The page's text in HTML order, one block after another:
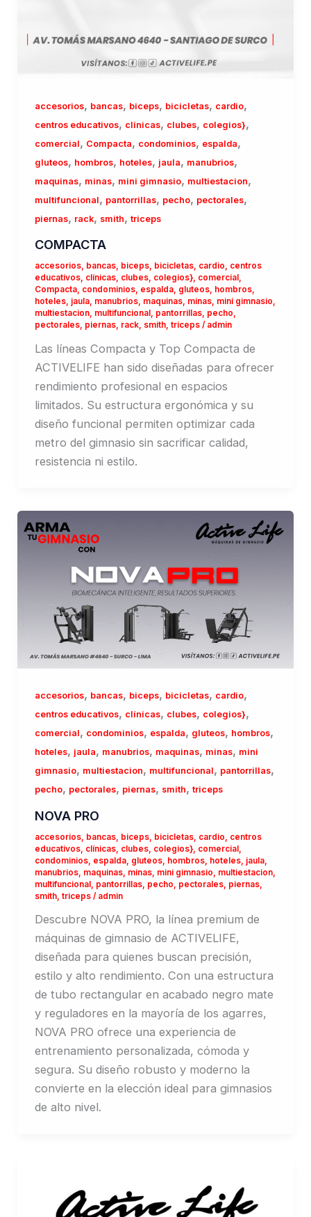
accesorios, bancas, biceps, bicicletas, cardio,
centros educativos, clínicas, clubes, colegios},
comercial, Compacta, condominios, espalda,
gluteos, hombros, hoteles, jaula, manubrios,
maquinas, minas, mini gimnasio, multiestacion,
multifuncional, pantorrillas, pecho, pectorales,
piernas, rack, smith, triceps
COMPACTA
accesorios, bancas, biceps, bicicletas, cardio, centros
educativos, clínicas, clubes, colegios}, comercial ,
Compacta, condominios, espalda, gluteos, hombros,
hoteles, jaula, manubrios, maquinas, minas, mini gimnasio,
multiestacion, multifuncional , pantorrillas, pecho,
pectorales, piernas, rack, smith, triceps/ admin
Las líneas Compacta y Top Compacta de
ACTIVELIFE han sido diseñadas para ofrecer
rendimiento profesional en espacios
limitados. Su estructura ergonómica y su
diseño funcional permiten optimizar cada
metro del gimnasio sin sacrificar calidad,
resistencia ni estilo.
accesorios, bancas, biceps, bicicletas, cardio,
centros educativos, clínicas, clubes, colegios},
comercial, condominios, espalda, gluteos, hombros,
hoteles, jaula, manubrios, maquinas, minas, mini
gimnasio, multiestacion, multifuncional, pantorrillas,
pecho, pectorales, piernas, smith, triceps
NOVA PRO
accesorios, bancas, biceps, bicicletas, cardio
centros
educativos, clínicas, clubes, colegios}, comercial,
condominios, espalda, gluteos, hombros, hoteles, jaula,
manubrios, maquinas, minas, mini gimnasio multiestacion,
multifuncional, pantorrillas, pecho pectorales, piernas,
smith, triceps/ admin
Descubre NOVA PRO, la línea premium de
máquinas de gimnasio de ACTIVELIFE,
diseñada para quienes buscan precisión,
estilo y alto rendimiento. Con una estructura
de tubo rectangular en acabado negro mate
y reguladores en la mayoría de los agarres,
NOVA PRO ofrece una experiencia de
entrenamiento personalizada, cómoda y
segura. Su diseño robusto y moderno la
convierte en la elección ideal para gimnasios
de alto nivel.